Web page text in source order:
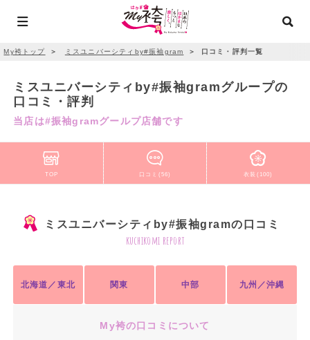
My袴トップ ＞ ミスユニバーシティby#振袖gram ＞ 口コミ・評判一覧
ミスユニバーシティby#振袖gramグループの
口コミ・評判
当店は#振袖gramグールプ店舗です
TOP 口コミ(56) 衣装(100)
ミスユニバーシティby#振袖gramの口コミ
kuchikomi report
北海道／東北 関東 中部 九州／沖縄
My袴の口コミについて